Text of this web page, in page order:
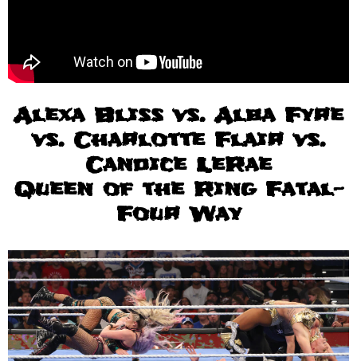
Alexa Bliss vs. Alba Fyre
vs. Charlotte Flair vs.
Candice LeRae
Queen of the Ring Fatal-
Four Way